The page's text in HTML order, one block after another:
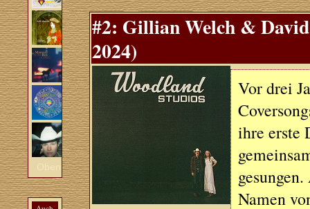
Oben
#2: Gillian Welch &
2024)
Vor drei
ihre erste
Namen